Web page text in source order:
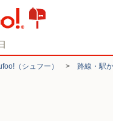
（シュフー） > 路線・駅